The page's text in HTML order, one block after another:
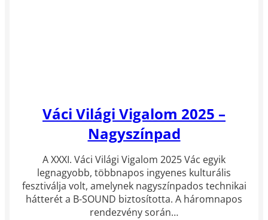
Váci Világi Vigalom 2025 –
Nagyszínpad
A XXXI. Váci Világi Vigalom 2025 Vác egyik
legnagyobb, többnapos ingyenes kulturális
fesztiválja volt, amelynek nagyszínpados technikai
hátterét a B-SOUND biztosította. A háromnapos
rendezvény során…